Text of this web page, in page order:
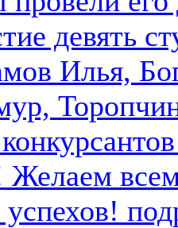
девять
Илья,
Желаем